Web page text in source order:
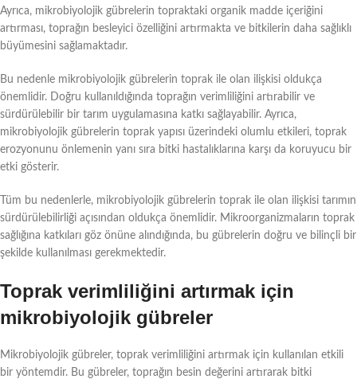
Ayrıca, mikrobiyolojik gübrelerin topraktaki organik madde içeriğini
artırması, toprağın besleyici özelliğini artırmakta ve bitkilerin daha sağlıklı
büyümesini sağlamaktadır.
Bu nedenle mikrobiyolojik gübrelerin toprak ile olan ilişkisi oldukça
önemlidir. Doğru kullanıldığında toprağın verimliliğini artırabilir ve
sürdürülebilir bir tarım uygulamasına katkı sağlayabilir. Ayrıca,
mikrobiyolojik gübrelerin toprak yapısı üzerindeki olumlu etkileri, toprak
erozyonunu önlemenin yanı sıra bitki hastalıklarına karşı da koruyucu bir
etki gösterir.
Tüm bu nedenlerle, mikrobiyolojik gübrelerin toprak ile olan ilişkisi tarımın
sürdürülebilirliği açısından oldukça önemlidir. Mikroorganizmaların toprak
sağlığına katkıları göz önüne alındığında, bu gübrelerin doğru ve bilinçli bir
şekilde kullanılması gerekmektedir.
Toprak verimliliğini artırmak için
mikrobiyolojik gübreler
Mikrobiyolojik gübreler, toprak verimliliğini artırmak için kullanılan etkili
bir yöntemdir. Bu gübreler, toprağın besin değerini artırarak bitki